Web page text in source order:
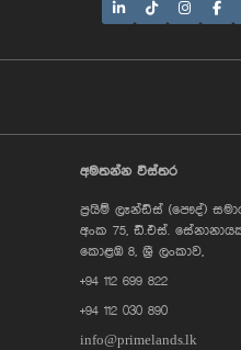
අමතන්න විස්තර
ප්‍රයිම් ලෑන්ඩ්ස් (පෞද්)
අංක 75, ඩී.එස්.
කොළඹ 8, ශ්‍රී ලංකාව,
+94 112 699 822
+94 112 030 890
info@primelands.lk
Hi, I'm
Tap the Call
message